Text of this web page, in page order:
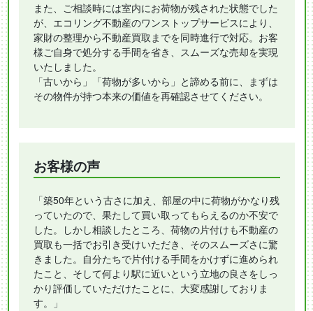
また、ご相談時には室内にお荷物が残された状態でした
が、エコリング不動産のワンストップサービスにより、
家財の整理から不動産買取までを同時進行で対応。お客
様ご自身で処分する手間を省き、スムーズな売却を実現
いたしました。
「古いから」「荷物が多いから」と諦める前に、まずは
その物件が持つ本来の価値を再確認させてください。
お客様の声
「築50年という古さに加え、部屋の中に荷物がかなり残
っていたので、果たして買い取ってもらえるのか不安で
した。しかし相談したところ、荷物の片付けも不動産の
買取も一括でお引き受けいただき、そのスムーズさに驚
きました。自分たちで片付ける手間をかけずに進められ
たこと、そして何より駅に近いという立地の良さをしっ
かり評価していただけたことに、大変感謝しておりま
す。」